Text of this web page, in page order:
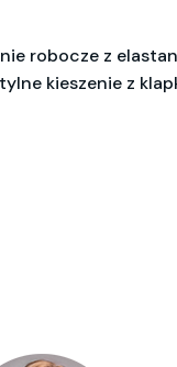
robocze z
kieszenie z